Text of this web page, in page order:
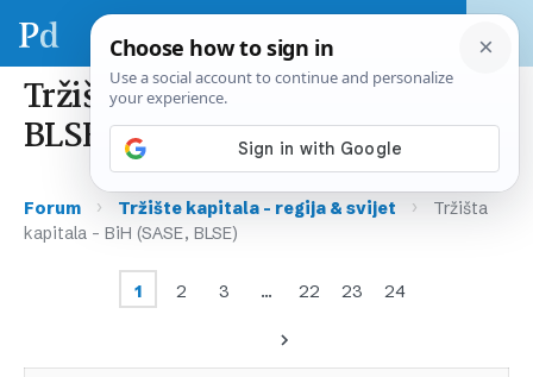
Tržišta kapitala – BiH (SASE,
BLSE)
Forum › Tržište kapitala – regija & svijet ›
Tržišta
kapitala – BiH (SASE, BLSE)
1 2 3 … 22 23 24